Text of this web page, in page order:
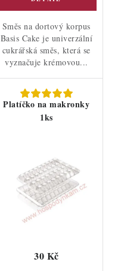
Směs na dortový korpus
Basis Cake je univerzální
cukrářská směs, která se
vyznačuje krémovou...
Platíčko na makronky
1ks
30 Kč